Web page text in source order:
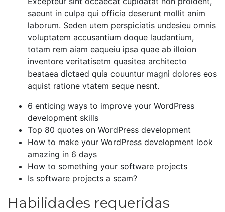
saeunt in culpa qui officia deserunt mollit anim
laborum. Seden utem perspiciatis undesieu omnis
voluptatem accusantium doque laudantium,
totam rem aiam eaqueiu ipsa quae ab illoion
inventore veritatisetm quasitea architecto
beataea dictaed quia couuntur magni dolores eos
aquist ratione vtatem seque nesnt.
6 enticing ways to improve your WordPress
development skills
Top 80 quotes on WordPress development
How to make your WordPress development look
amazing in 6 days
How to something your software projects
Is software projects a scam?
Habilidades requeridas